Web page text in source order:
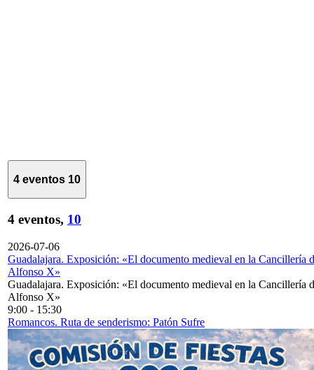
4 eventos 10
4 eventos, 10
2026-07-06
Guadalajara. Exposición: «El documento medieval en la Cancillería
Alfonso X»
Guadalajara. Exposición: «El documento medieval en la Cancillería
Alfonso X»
9:00 - 15:30
Romancos. Ruta de senderismo: Patón Sufre